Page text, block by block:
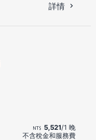
詳情
5,521/1 晚
不含稅金和服務費